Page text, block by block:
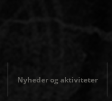
Nyheder og aktiviteter